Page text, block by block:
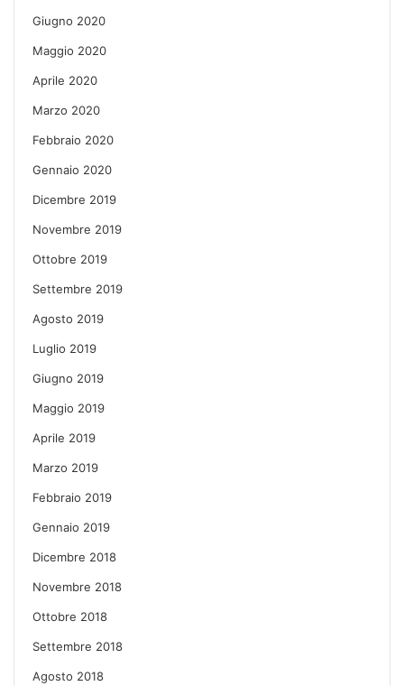
Giugno 2020
Maggio 2020
Aprile 2020
Marzo 2020
Febbraio 2020
Gennaio 2020
Dicembre 2019
Novembre 2019
Ottobre 2019
Settembre 2019
Agosto 2019
Luglio 2019
Giugno 2019
Maggio 2019
Aprile 2019
Marzo 2019
Febbraio 2019
Gennaio 2019
Dicembre 2018
Novembre 2018
Ottobre 2018
Settembre 2018
Agosto 2018